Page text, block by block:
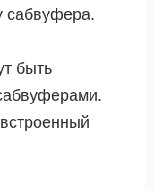
сабвуфера.
быть